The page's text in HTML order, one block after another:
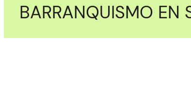
BARRANQUISMO EN